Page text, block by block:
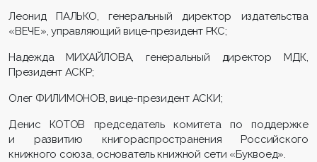
Леонид ПАЛЬКО, генеральный директор издательства
«ВЕЧЕ», управляющий вице-президент РКС;
Надежда МИХАЙЛОВА, генеральный директор МДК,
Президент АСКР;
Олег ФИЛИМОНОВ, вице-президент АСКИ;
Денис КОТОВ председатель комитета по поддержке
и развитию книгораспространения Российского
книжного союза, основатель книжной сети «Буквоед».